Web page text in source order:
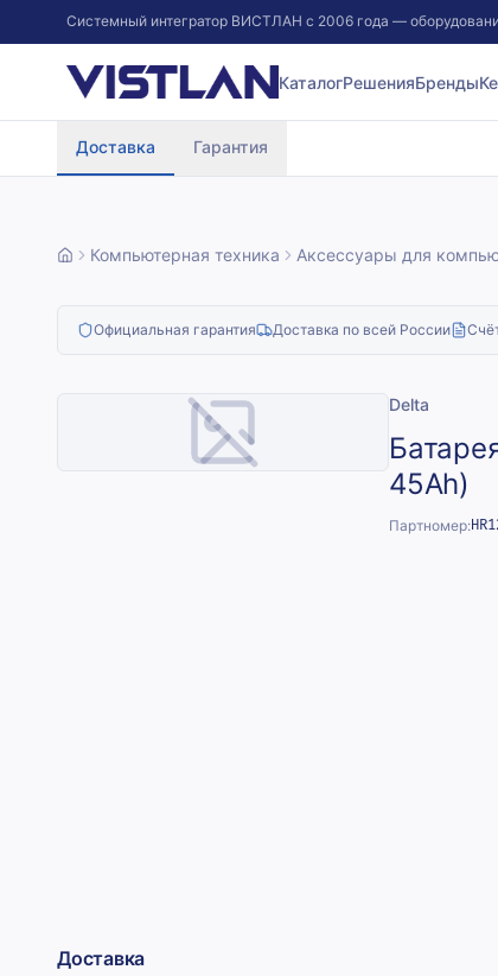
Системный интегратор ВИСТЛАН с 2006 года —
КаталогРешенияБренды
Доставка Гарантия
Компьютерная техника Аксессуары для
Официальная гарантия Доставка по всей России
Delta
45Ah)
Партномер:
Доставка